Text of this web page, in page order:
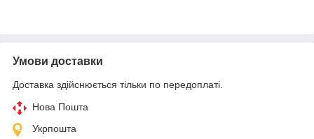
Умови доставки
Доставка здійснюється тільки по передоплаті.
Нова Пошта
Укрпошта